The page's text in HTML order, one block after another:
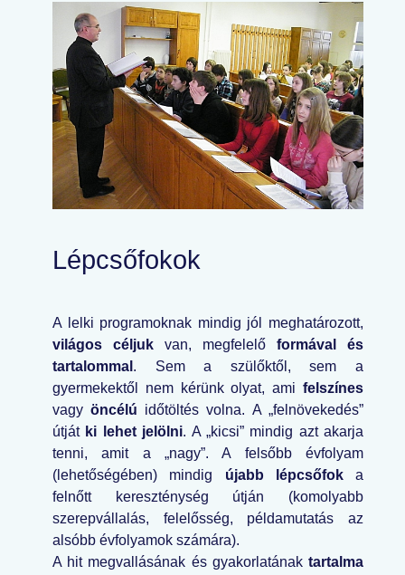
Lépcsőfokok
A lelki programoknak mindig jól meghatározott,
világos céljuk van, megfelelő formával és
tartalommal . Sem a szülőktől, sem a
gyermekektől nem kérünk olyat, ami felszínes
vagy öncélú időtöltés volna. A „felnövekedés”
útját ki lehet jelölni. A „kicsi” mindig azt akarja
tenni, amit a „nagy”. A felsőbb évfolyam
(lehetőségében) mindig újabb lépcsőfoka
felnőtt kereszténység útján (komolyabb
szerepvállalás, felelősség, példamutatás az
alsóbb évfolyamok számára).
A hit megvallásának és gyakorlatának tartalma